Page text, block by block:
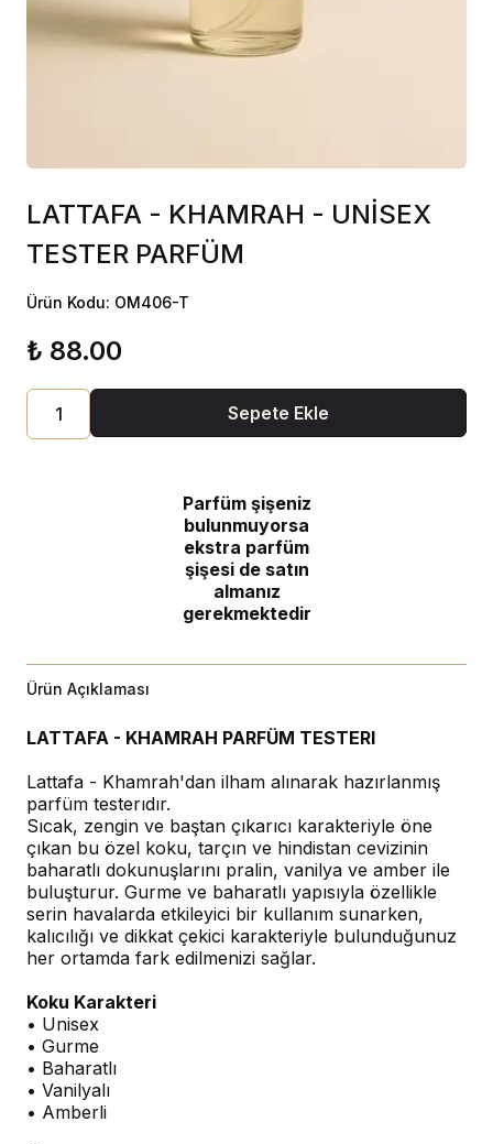
LATTAFA - KHAMRAH - UNİSEX
TESTER PARFÜM
Ürün Kodu: OM406-T
₺ 88.00
Sepete Ekle
Parfüm şişeniz
bulunmuyorsa
ekstra parfüm
şişesi de satın
almanız
gerekmektedir
Ürün Açıklaması
LATTAFA - KHAMRAH PARFÜM TESTERI
Lattafa - Khamrah'dan ilham alınarak hazırlanmış
parfüm testerıdır.
Sıcak, zengin ve baştan çıkarıcı karakteriyle öne
çıkan bu özel koku, tarçın ve hindistan cevizinin
baharatlı dokunuşlarını pralin, vanilya ve amber ile
buluşturur. Gurme ve baharatlı yapısıyla özellikle
serin havalarda etkileyici bir kullanım sunarken,
kalıcılığı ve dikkat çekici karakteriyle bulunduğunuz
her ortamda fark edilmenizi sağlar.
Koku Karakteri
• Unisex
• Gurme
• Baharatlı
• Vanilyalı
• Amberli